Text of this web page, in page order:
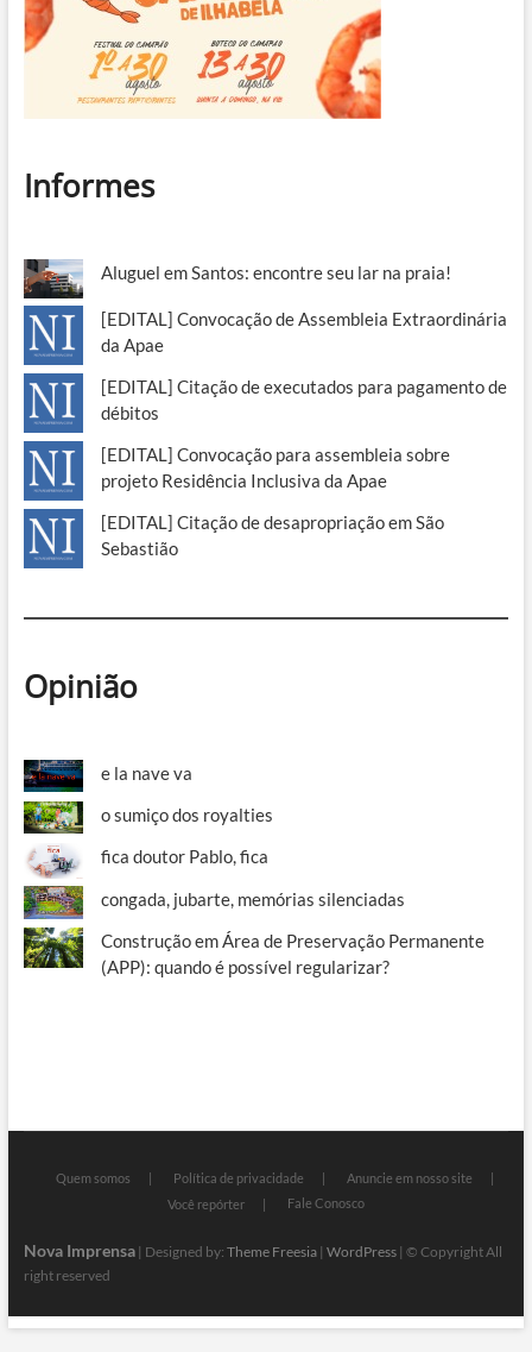
Informes
Aluguel em Santos: encontre seu lar na praia!
[EDITAL] Convocação de Assembleia Extraordinária
da Apae
[EDITAL] Citação de executados para pagamento de
débitos
[EDITAL] Convocação para assembleia sobre
projeto Residência Inclusiva da Apae
[EDITAL] Citação de desapropriação em São
Sebastião
Opinião
e la nave va
o sumiço dos royalties
fica doutor Pablo, fica
congada, jubarte, memórias silenciadas
Construção em Área de Preservação Permanente
(APP): quando é possível regularizar?
Quem somos Política de privacidade
Anuncie em nosso site
Você repórter
Fale Conosco
Nova Imprensa| Designed by: Theme Freesia| WordPress| © Copyright All
right reserved